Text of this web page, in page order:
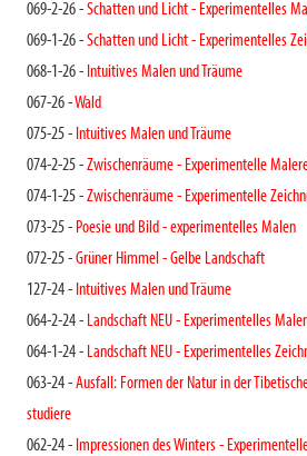
069-2-26 -Schatten und Licht - Experimentelles
069-1-26 -Schatten und Licht - Experimentelles
068-1-26 - Intuitives Malen und Träume
067-26 -Wald
075-25 - Intuitives Malen und Träume
074-2-25 -Zwischenräume - Experimentelle
074-1-25 -Zwischenräume - Experimentelle
073-25 - Poesie und Bild - experimentelles Malen
072-25 -Grüner Himmel - Gelbe Landschaft
127-24 - Intuitives Malen und Träume
064-2-24 - Landschaft NEU - Experimentelles
064-1-24 - Landschaft NEU - Experimentelles
063-24 -Ausfall: Formen der Natur in der
studiere
062-24 - Impressionen des Winters -